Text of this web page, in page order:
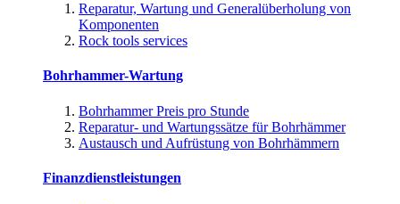
Reparatur, Wartung und Generalüberholung von
Komponenten
Rock tools services
Bohrhammer-Wartung
Bohrhammer Preis pro Stunde
Reparatur- und Wartungssätze für Bohrhämmer
Austausch und Aufrüstung von Bohrhämmern
Finanzdienstleistungen